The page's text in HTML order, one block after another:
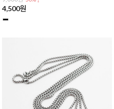
4,500원